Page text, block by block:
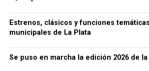
Estrenos, clásicos y funciones
municipales de La Plata
Se puso en marcha la edición 2026 de